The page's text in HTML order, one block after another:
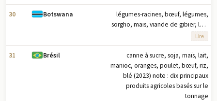
30 Botswana
légumes-racines, bœuf, légumes,
sorgho, maïs, viande de gibier, lait,
pastèques, lait de chèvre, graines de
tournesol (2023) remarque : dix
principaux produits agricoles basés
sur le tonnage
Lire
31 Brésil
canne à sucre, soja, maïs, lait,
manioc, oranges, poulet, bœuf, riz,
blé (2023) note : dix principaux
produits agricoles basés sur le
tonnage